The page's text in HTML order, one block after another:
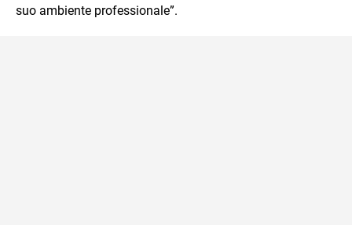
suo ambiente professionale”.